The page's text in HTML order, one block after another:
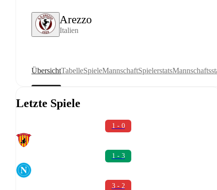
Arezzo
Italien
ÜbersichtTabelleSpieleMannschaftSpielerstats
Letzte Spiele
1 - 0
1 - 3
3 - 2